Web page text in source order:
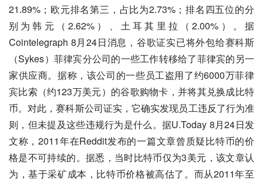
21.89%；欧元排名第三，占比为2.73%；排名四五位的分
别为韩元（2.62%）、土耳其里拉（2.00%）。据
Cointelegraph 8月24日消息，谷歌证实已将外包给赛科斯
（Sykes）菲律宾分公司的一些工作转移给了菲律宾的另一
家供应商。据称，该公司的一些员工盗用了约6000万菲律
宾比索（约123万美元）的谷歌购物卡，并将其兑换成比特
币。对此，赛科斯公司证实，它确实发现员工违反了行为准
则，但未提及这些违规行为是什么。据U.Today 8月24日发
文称，2011年在Reddit发布的一篇文章曾质疑比特币的价
格是不可持续的。据悉，当时比特币仅为3美元，该文章认
为，基于采矿成本，比特币价格被高估了。而从2011年至